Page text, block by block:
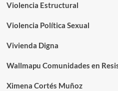
Violencia Estructural
Violencia Política Sexual
Vivienda Digna
Wallmapu Comunidades en
Ximena Cortés Muñoz